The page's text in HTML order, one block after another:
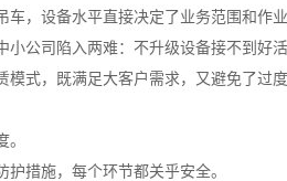
，设备水平直接决定了业务范围和作业
公司陷入两难：不升级设备接不到好
式，既满足大客户需求，又避免了过度
措施，每个环节都关乎安全。